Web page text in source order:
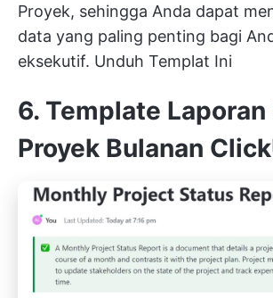
Proyek, sehingga Anda dapat
data yang paling penting bagi
eksekutif. Unduh Templat Ini
6. Template
Proyek Bulanan